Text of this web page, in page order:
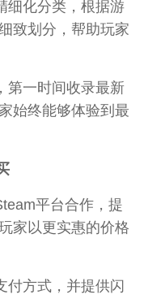
化分类，根据游
致划分，帮助玩家
一时间收录最新
始终能够体验到最
平台合作，提
家以更实惠的价格
方式，并提供闪